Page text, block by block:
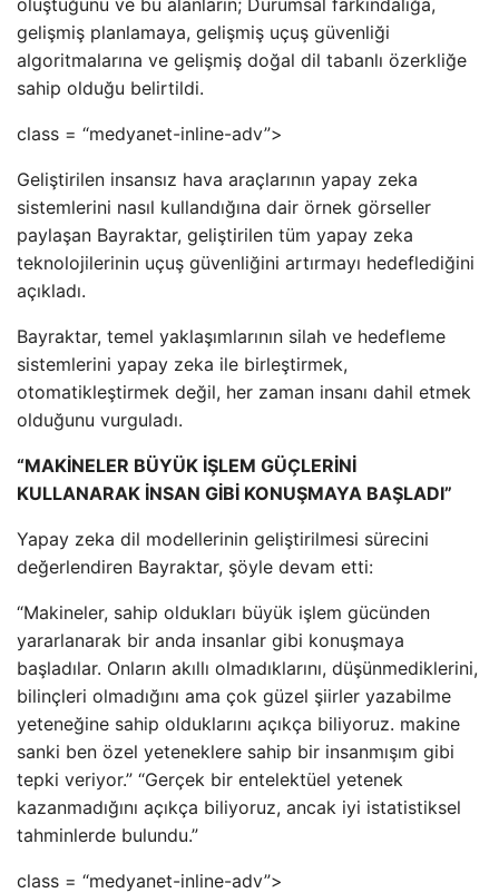
oluştuğunu ve bu alanların; Durumsal farkındalığa,
gelişmiş planlamaya, gelişmiş uçuş güvenliği
algoritmalarına ve gelişmiş doğal dil tabanlı özerkliğe
sahip olduğu belirtildi.
class = “medyanet-inline-adv”>
Geliştirilen insansız hava araçlarının yapay zeka
sistemlerini nasıl kullandığına dair örnek görseller
paylaşan Bayraktar, geliştirilen tüm yapay zeka
teknolojilerinin uçuş güvenliğini artırmayı hedeflediğini
açıkladı.
Bayraktar, temel yaklaşımlarının silah ve hedefleme
sistemlerini yapay zeka ile birleştirmek,
otomatikleştirmek değil, her zaman insanı dahil etmek
olduğunu vurguladı.
“MAKİNELER BÜYÜK İŞLEM GÜÇLERİNİ
KULLANARAK İNSAN GİBİ KONUŞMAYA BAŞLADI”
Yapay zeka dil modellerinin geliştirilmesi sürecini
değerlendiren Bayraktar, şöyle devam etti:
“Makineler, sahip oldukları büyük işlem gücünden
yararlanarak bir anda insanlar gibi konuşmaya
başladılar. Onların akıllı olmadıklarını, düşünmediklerini,
bilinçleri olmadığını ama çok güzel şiirler yazabilme
yeteneğine sahip olduklarını açıkça biliyoruz. makine
sanki ben özel yeteneklere sahip bir insanmışım gibi
tepki veriyor.” “Gerçek bir entelektüel yetenek
kazanmadığını açıkça biliyoruz, ancak iyi istatistiksel
tahminlerde bulundu.”
class = “medyanet-inline-adv”>